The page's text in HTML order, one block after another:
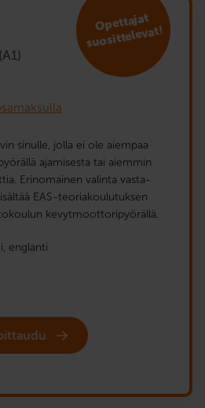
Opet­ta­jat
suosittelevat!
sinulle, jolla ei ole aiempaa
ajamisesta tai aiemmin
Erinomainen valinta vasta-
EAS-teoriakoulutuksen
kevytmoottoripyörällä.
englanti